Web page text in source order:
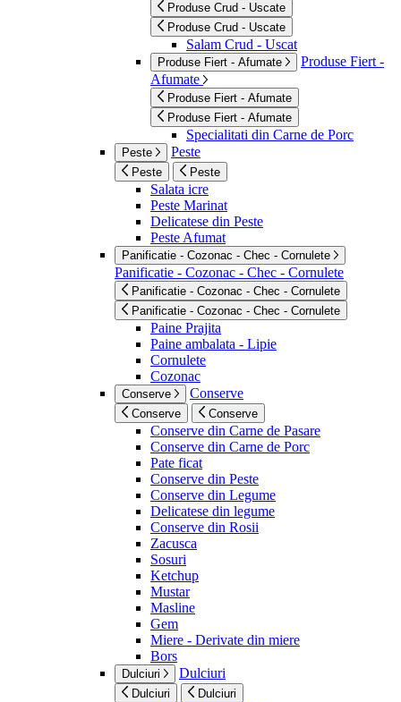
Produse Crud - Uscate
Produse Crud - Uscate
Salam Crud - Uscat
Produse Fiert - Afumate
Produse Fiert -
Afumate
Produse Fiert - Afumate
Produse Fiert - Afumate
Specialitati din Carne de Porc
Peste Peste
Peste Peste
Salata icre
Peste Marinat
Delicatese din Peste
Peste Afumat
Panificatie - Cozonac - Chec - Cornulete
Panificatie - Cozonac - Chec - Cornulete
Panificatie - Cozonac - Chec - Cornulete
Panificatie - Cozonac - Chec - Cornulete
Paine Prajita
Paine ambalata - Lipie
Cornulete
Cozonac
Conserve Conserve
Conserve Conserve
Conserve din Carne de Pasare
Conserve din Carne de Porc
Pate ficat
Conserve din Peste
Conserve din Legume
Delicatese din legume
Conserve din Rosii
Zacusca
Sosuri
Ketchup
Mustar
Masline
Gem
Miere - Derivate din miere
Bors
Dulciuri Dulciuri
Dulciuri Dulciuri